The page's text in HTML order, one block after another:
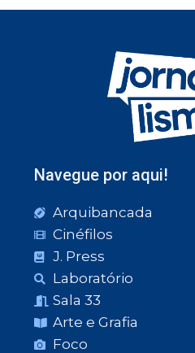
Navegue por aqui!
Arquibancada
Cinéfilos
J. Press
Laboratório
Sala 33
Arte e Grafia
Foco